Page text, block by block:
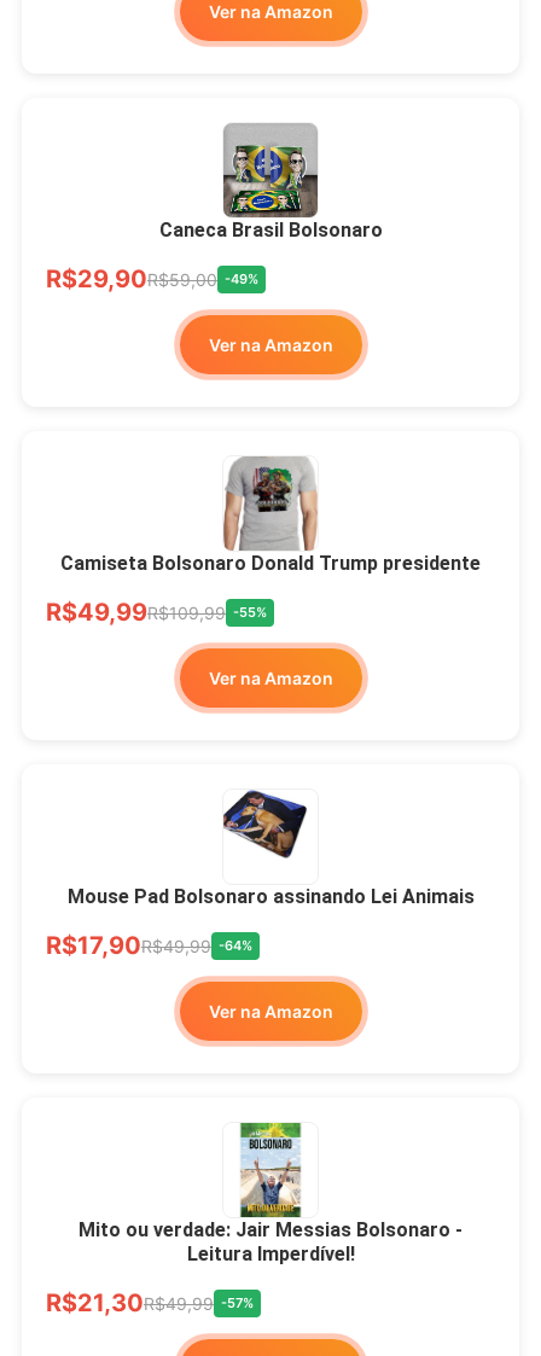
Xícara Bolsonaro
Brasão Deus Acima De
Todos
R$33,00
Ver no MERCADO
LIVRE
Ver na Amazon
Caneca Brasil Bolsonaro
R$29,90R$59,00 -49%
Ver na Amazon
Camiseta Bolsonaro Donald Trump presidente
R$49,99R$109,99 -55%
Ver na Amazon
Mouse Pad Bolsonaro assinando Lei Animais
R$17,90R$49,99 -64%
Ver na Amazon
Mito ou verdade: Jair Messias Bolsonaro -
Leitura Imperdível!
R$21,30R$49,99 -57%